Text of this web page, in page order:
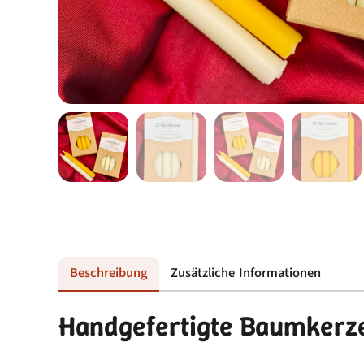
Beschreibung Zusätzliche Informationen
Handgefertigte